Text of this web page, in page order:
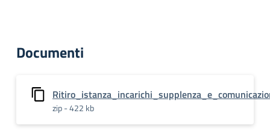
Documenti
zip - 422 kb